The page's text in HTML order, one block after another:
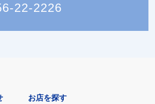
22-2226
お店を探す